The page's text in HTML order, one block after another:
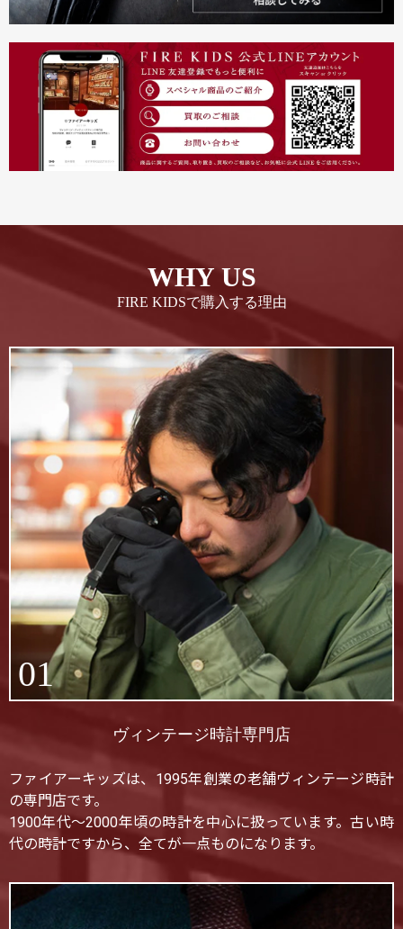
WHY US
FIRE KIDSで購入する理由
01
ヴィンテージ時計専門店
ファイアーキッズは、1995年創業の老舗ヴィンテージ時計
の専門店です。
1900年代〜2000年頃の時計を中心に扱っています。古い時
代の時計ですから、全てが一点ものになります。